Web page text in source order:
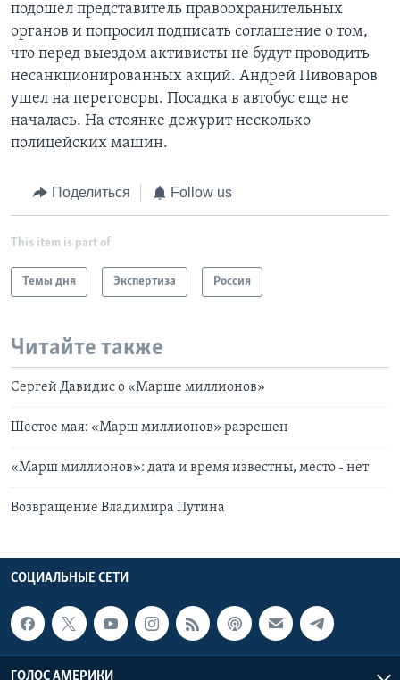
подошел представитель правоохранительных
органов и попросил подписать соглашение о том,
что перед выездом активисты не будут проводить
несанкционированных акций. Андрей Пивоваров
ушел на переговоры. Посадка в автобус еще не
началась. На стоянке дежурит несколько
полицейских машин.
Поделиться Follow us
This item is part of
Темы дня Экспертиза Россия
Читайте также
Сергей Давидис о «Марше миллионов»
Шестое мая: «Марш миллионов» разрешен
«Марш миллионов»: дата и время известны, место - нет
Возвращение Владимира Путина
СОЦИАЛЬНЫЕ СЕТИ
ГОЛОС АМЕРИКИ